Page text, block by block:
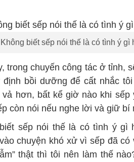
Không biết sếp nói thế là có tình ý
trong chuyến công tác ở tỉnh,
định bồi dưỡng để cất nhắc
vả hơn, bất kể giờ nào khi
còn nói nếu nghe lời và giữ bí
sếp nói thế là có tình ý gì
chuyện khó xử vì sếp đã
thật thì tôi nên làm thế